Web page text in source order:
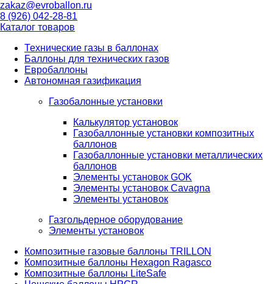
zakaz@evroballon.ru
8 (926) 042-28-81
Каталог товаров
Технические газы в баллонах
Баллоны для технических газов
Евробаллоны
Автономная газификация
Газобалонные установки
Калькулятор установок
Газобаллонные установки композитных
баллонов
Газобаллонные установки металлических
баллонов
Элементы установок GOK
Элементы установок Cavagna
Элементы установок
Газгольдерное оборудование
Элементы установок
Композитные газовые баллоны TRILLON
Композитные баллоны Hexagon Ragasco
Композитные баллоны LiteSafe